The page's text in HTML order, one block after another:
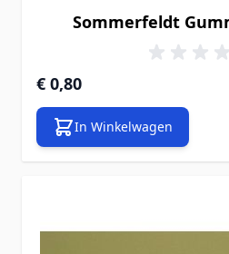
Sommerfeldt
€ 0,80
In Winkelwagen